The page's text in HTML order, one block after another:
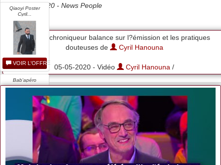
Date 05/05/2020 - News People
TPMP un chroniqueur balance sur l?émission et les pratiques
douteuses de
Cyril Hanouna
05-05-2020 - Vidéo Cyril Hanouna /
Qiaoyi Poster
Cyril...
VOIR L'OFFRE
Bab'apéro
VOIR L'OFFRE